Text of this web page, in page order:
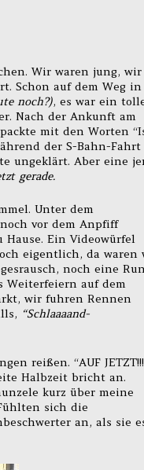
Wir waren jung, wir
Schon auf dem Weg
noch?), es war ein
Nach der Ankunft am
mit den Worten
der S-Bahn-
ungeklärt. Aber eine
gerade.
Unter dem
vor dem Anpfiff
Ein Videowürfel
eigentlich, da waren
noch eine
Weiterfeiern auf dem
wir fuhren Rennen
“Schlaaaand-
reißen. “AUF
Halbzeit bricht an.
kurz über meine
sich die
an, als sie